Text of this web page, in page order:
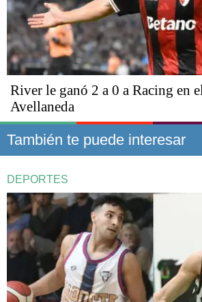
River le ganó 2 a 0 a Racing en
Avellaneda
También te puede interesar
DEPORTES